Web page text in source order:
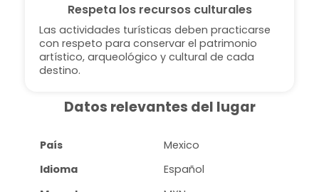
Respeta los recursos culturales
Las actividades turísticas deben practicarse
con respeto para conservar el patrimonio
artístico, arqueológico y cultural de cada
destino.
Datos relevantes del lugar
País
Mexico
Idioma
Español